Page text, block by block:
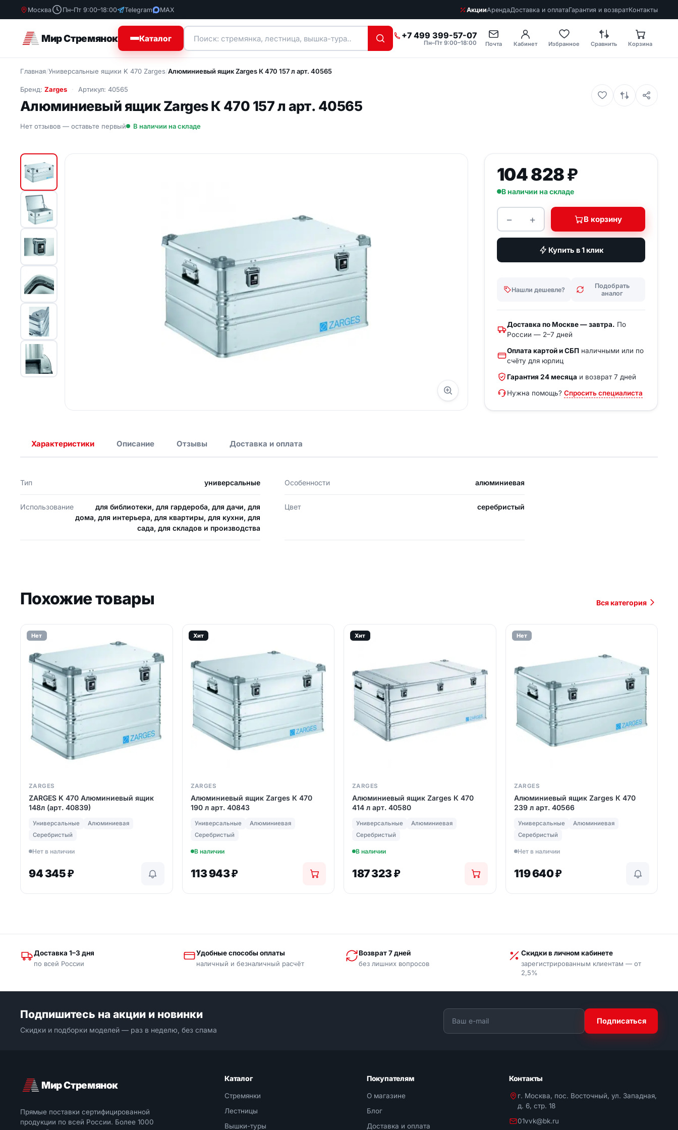
Москва Пн–Пт 9:00–18:00 Telegram MAX АкцииАрендаДоставка и оплатаГарантия и возвратКонтакты
Мир Стремянок Каталог +7 499 399-57-07
Пн–Пт 9:00–18:00 Почта Кабинет Избранное Сравнить Корзина
Стремянки
Лестницы
Строительные подмости
алюминиевые
Шарнирные лестницы
Специальные лестницы
Лестницы с платформой
Ящики и контейнеры
Аксессуары
Колеса и ролики
Хомуты для лесов
строительных
Стремянки
Деревянные стремянки
стремянки
стремянки
Стремянки
ступенями
Стремянки
Нужен подбор
Подберём модели и
рассчитаем стоимость под
вашу задачу — за 15 минут.
Главная/Универсальные ящики K 470 Zarges/Алюминиевый ящик Zarges К 470 157 л арт. 40565
Бренд: Zarges Артикул: 40565
Алюминиевый ящик Zarges К 470 157 л арт. 40565
Нет отзывов — оставьте первый В наличии на складе
104 828₽
В наличии на складе
Количество товара Алюминиевый ящик Zarges
− + В корзину
Купить в 1 клик
Нашли дешевле?
Подобрать
аналог
Доставка по Москве — завтра. По
России — 2–7 дней
Оплата картой и СБП наличными или по
счёту для юрлиц
Гарантия 24 месяца и возврат 7 дней
Нужна помощь? Спросить специалиста
Характеристики Описание Отзывы Доставка и оплата
Тип универсальные Особенности алюминиевая
Использование
для библиотеки, для гардероба, для дачи, для
дома, для интерьера, для квартиры, для кухни, для
сада, для складов и производства
Цвет серебристый
Похожие товары Вся категория
Нет
ZARGES
ZARGES K 470 Алюминиевый ящик
148л (арт. 40839)
Универсальные
Алюминиевая
Серебристый
Нет в наличии
94 345₽
Хит
ZARGES
Алюминиевый ящик Zarges К 470
190 л арт. 40843
Универсальные
Алюминиевая
Серебристый
В наличии
113 943₽
Хит
ZARGES
Алюминиевый ящик Zarges К 470
414 л арт. 40580
Универсальные
Алюминиевая
Серебристый
В наличии
187 323₽
Нет
ZARGES
Алюминиевый ящик Zarges К 470
239 л арт. 40566
Универсальные
Алюминиевая
Серебристый
Нет в наличии
119 640₽
Доставка 1–3 дня
по всей России
Удобные способы оплаты
наличный и безналичный расчёт
Возврат 7 дней
без лишних вопросов
Скидки в личном кабинете
зарегистрированным клиентам — от
2,5%
Подпишитесь на акции и новинки
Скидки и подборки моделей — раз в неделю, без спама
Подписаться
Мир Стремянок
Прямые поставки сертифицированной
продукции по всей России. Более 1000
Каталог
Стремянки
Лестницы
Вышки-туры
Покупателям
О магазине
Блог
Доставка и оплата
Контакты
г. Москва, пос. Восточный, ул. Западная,
д. 6, стр. 18
01vvk@bk.ru